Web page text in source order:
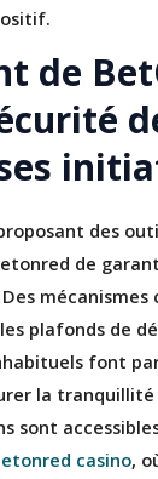
de
des
de
mécanismes
plafonds de
font
la tranquillité
sont
casino,